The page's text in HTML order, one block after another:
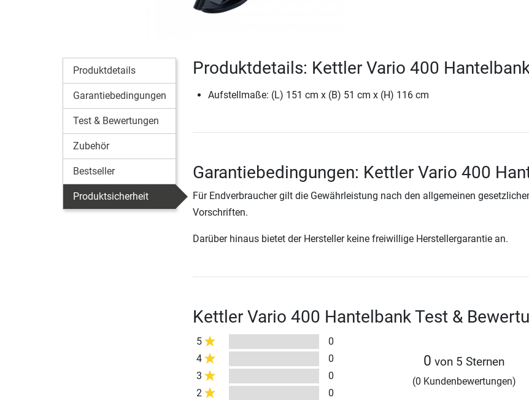
Produktdetails
Garantiebedingungen
Test & Bewertungen
Zubehör
Bestseller
Produktsicherheit
Produktdetails: Kettler Vario 400
Aufstellmaße: (L) 151 cm x (B) 51 cm x (H) 116 cm
Garantiebedingungen: Kettler Vario 400
Für Endverbraucher gilt die Gewährleistung nach den allgemeinen
Vorschriften.
Darüber hinaus bietet der Hersteller keine freiwillige Herstellergarantie an.
Kettler Vario 400 Hantelbank Test &
5
0
4
0
3
0
2
0
0 von 5 Sternen
(0 Kundenbewertungen)